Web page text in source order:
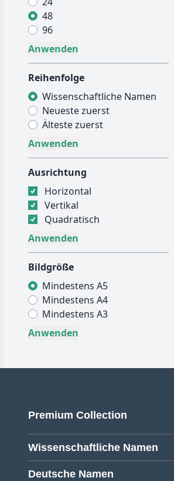
48
96
Reihenfolge
Wissenschaftliche Namen
Neueste zuerst
Älteste zuerst
Ausrichtung
Horizontal
Vertikal
Quadratisch
Bildgröße
Mindestens A5
Mindestens A4
Mindestens A3
Premium Collection
Wissenschaftliche Namen
Deutsche Namen